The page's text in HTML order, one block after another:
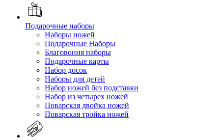
Подарочные наборы
Наборы ножей
Подарочные Наборы
Благовония наборы
Подарочные карты
Набор досок
Наборы для детей
Набор ножей без подставки
Набор из четырех ножей
Поварская двойка ножей
Поварская тройка ножей